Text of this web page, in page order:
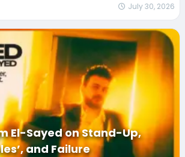
July 30, 2026
El-Sayed on Stand-Up,
and Failure